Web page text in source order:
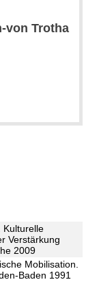
von Trotha
Kulturelle
Verstärkung
2009
Mobilisation.
Baden 1991